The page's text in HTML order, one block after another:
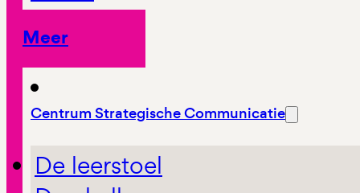
Meer
Centrum Strategische Communicatie
De leerstoel